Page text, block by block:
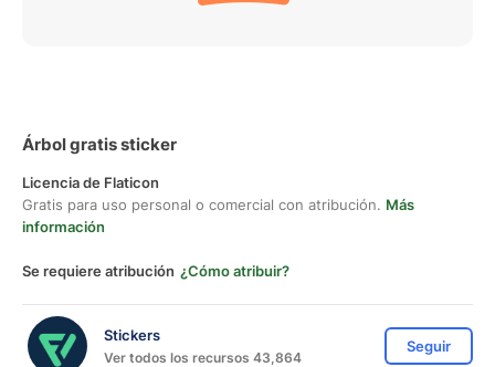
Árbol gratis sticker
Licencia de Flaticon
Gratis para uso personal o comercial con atribución. Más
información
Se requiere atribución ¿Cómo atribuir?
Stickers
Ver todos los recursos 43,864
Seguir